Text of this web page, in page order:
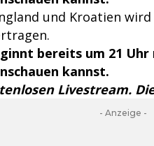
und Kroatien
bereits um 21
kannst.
Livestream.
- Anzeige -